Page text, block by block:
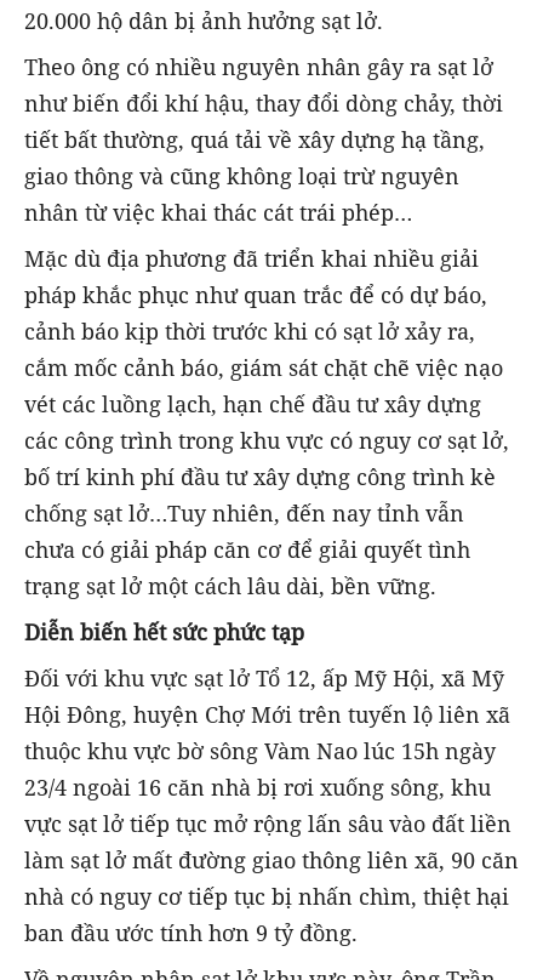
20.000 hộ dân bị ảnh hưởng sạt lở.
Theo ông có nhiều nguyên nhân gây ra sạt lở
như biến đổi khí hậu, thay đổi dòng chảy, thời
tiết bất thường, quá tải về xây dựng hạ tầng,
giao thông và cũng không loại trừ nguyên
nhân từ việc khai thác cát trái phép…
Mặc dù địa phương đã triển khai nhiều giải
pháp khắc phục như quan trắc để có dự báo,
cảnh báo kịp thời trước khi có sạt lở xảy ra,
cắm mốc cảnh báo, giám sát chặt chẽ việc nạo
vét các luồng lạch, hạn chế đầu tư xây dựng
các công trình trong khu vực có nguy cơ sạt lở,
bố trí kinh phí đầu tư xây dựng công trình kè
chống sạt lở…Tuy nhiên, đến nay tỉnh vẫn
chưa có giải pháp căn cơ để giải quyết tình
trạng sạt lở một cách lâu dài, bền vững.
Diễn biến hết sức phức tạp
Đối với khu vực sạt lở Tổ 12, ấp Mỹ Hội, xã Mỹ
Hội Đông, huyện Chợ Mới trên tuyến lộ liên xã
thuộc khu vực bờ sông Vàm Nao lúc 15h ngày
23/4 ngoài 16 căn nhà bị rơi xuống sông, khu
vực sạt lở tiếp tục mở rộng lấn sâu vào đất liền
làm sạt lở mất đường giao thông liên xã, 90 căn
nhà có nguy cơ tiếp tục bị nhấn chìm, thiệt hại
ban đầu ước tính hơn 9 tỷ đồng.